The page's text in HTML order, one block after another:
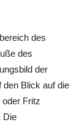
des
des
der
den Blick auf die
Fritz
Die